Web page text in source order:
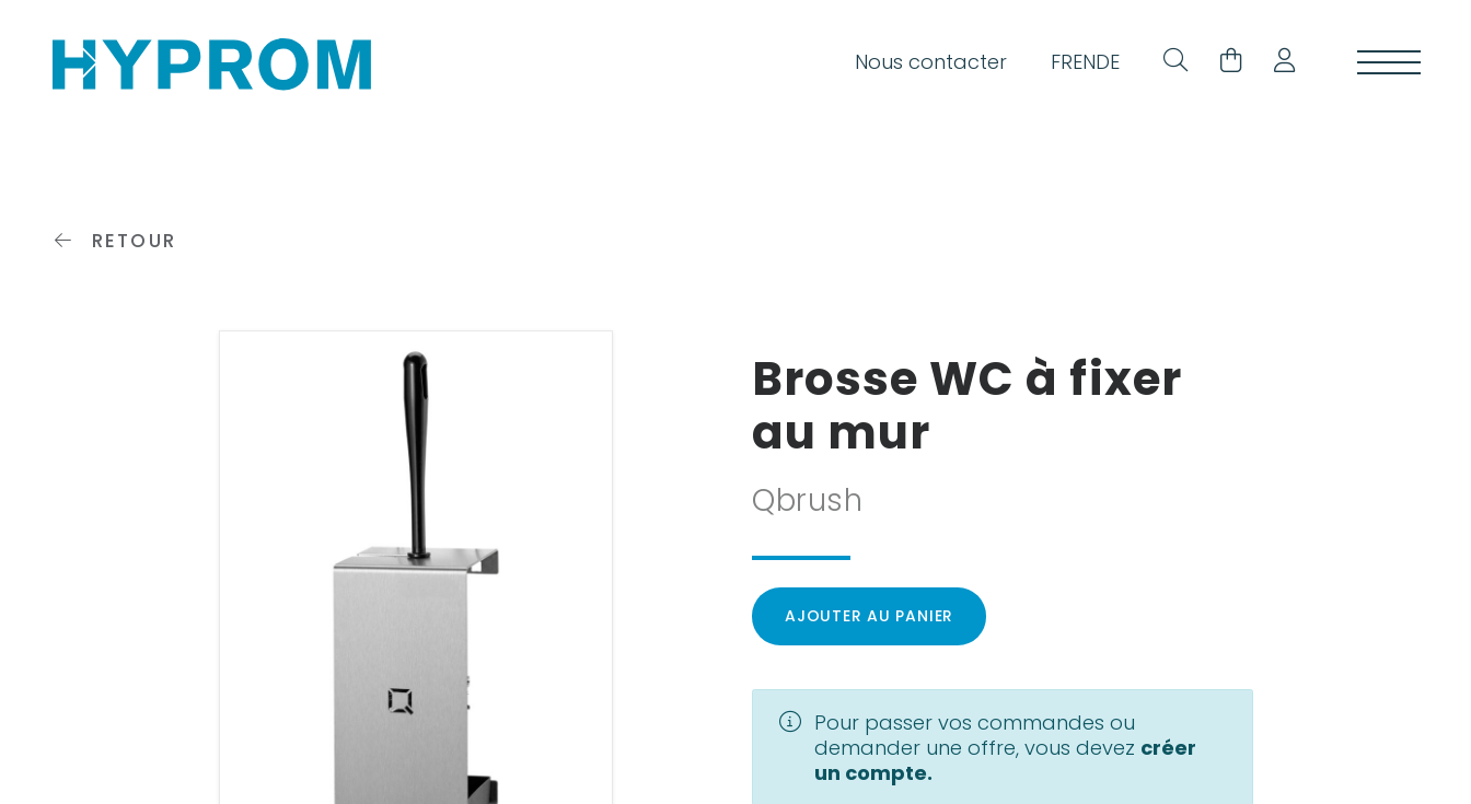
Nous contacter FRENDE
RETOUR
Brosse WC à fixer
au mur
Qbrush
AJOUTER AU PANIER
Mot de passe oublié ?
Pour passer vos commandes ou
demander une offre, vous devez créer
un compte.